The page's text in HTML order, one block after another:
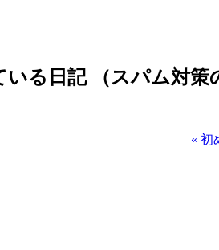
る日記 （スパム対
« 初